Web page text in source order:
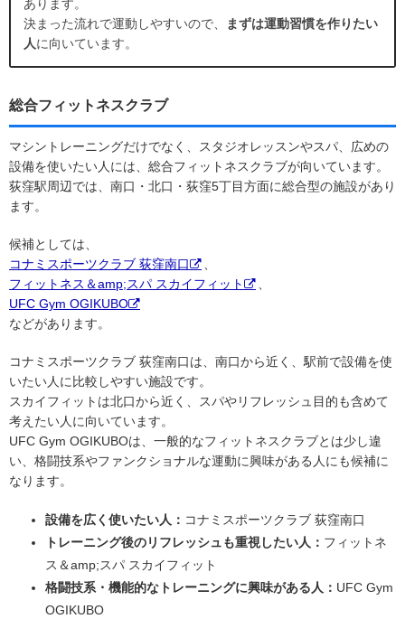
あります。
決まった流れで運動しやすいので、
まずは運動習慣を作りたい
人に向いています。
総合フィットネスクラブ
マシントレーニングだけでなく、スタジオレッスンやスパ、広めの
設備を使いたい人には、総合フィットネスクラブが向いています。
荻窪駅周辺では、南口・北口・荻窪5丁目方面に総合型の施設があり
ます。
候補としては、
コナミスポーツクラブ 荻窪南口
フィットネス＆amp;スパ スカイフィット
UFC Gym OGIKUBO
などがあります。
コナミスポーツクラブ 荻窪南口は、南口から近く、駅前で設備を使
いたい人に比較しやすい施設です。
スカイフィットは北口から近く、スパやリフレッシュ目的も含めて
考えたい人に向いています。
UFC Gym OGIKUBOは、一般的なフィットネスクラブとは少し違
い、格闘技系やファンクショナルな運動に興味がある人にも候補に
なります。
設備を広く使いたい人： コナミスポーツクラブ 荻窪南口
トレーニング後のリフレッシュも重視したい人： フィットネ
ス＆amp;スパ スカイフィット
格闘技系・機能的なトレーニングに興味がある人： UFC Gym
OGIKUBO